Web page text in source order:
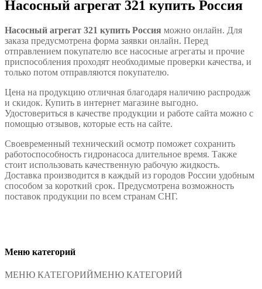
Насосный агрегат 321 купить Россия
Насосный агрегат 321 купить Россия можно онлайн. Для
заказа предусмотрена форма заявки онлайн. Перед
отправлением покупателю все насосные агрегаты и прочие
приспособления проходят необходимые проверки качества, и
только потом отправляются покупателю.
Цена на продукцию отличная благодаря наличию распродаж
и скидок. Купить в интернет магазине выгодно.
Удостовериться в качестве продукции и работе сайта можно с
помощью отзывов, которые есть на сайте.
Своевременный технический осмотр поможет сохранить
работоспособность гидронасоса длительное время. Также
стоит использовать качественную рабочую жидкость.
Доставка производится в каждый из городов России удобным
способом за короткий срок. Предусмотрена возможность
поставок продукции по всем странам СНГ.
Меню категорий
МЕНЮ КАТЕГОРИЙМЕНЮ КАТЕГОРИЙ